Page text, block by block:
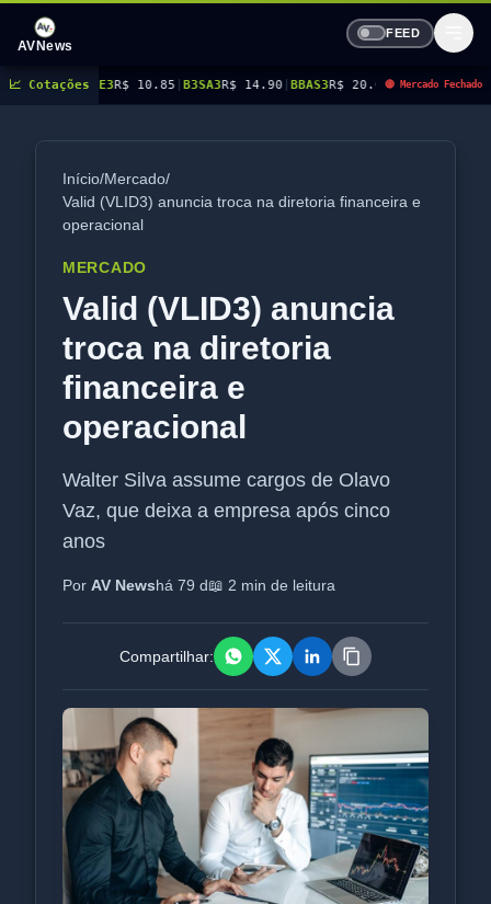
AVNews
FEED
📈 Cotações
R$ 10.85 |B3SA3R$ 14.90|BBAS3R$ 20.05|BBDC3R$ 15.15|BBDC4R$
🔴 Mercado Fechado
Início/Mercado/
Valid (VLID3) anuncia troca na diretoria financeira e
operacional
MERCADO
Valid (VLID3) anuncia
troca na diretoria
financeira e
operacional
Walter Silva assume cargos de Olavo
Vaz, que deixa a empresa após cinco
anos
Por AV Newshá 79 d📖 2 min de leitura
Compartilhar: